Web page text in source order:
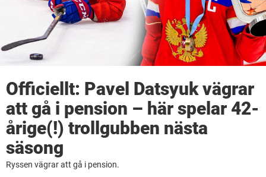
Officiellt: Pavel Datsyuk vägrar
att gå i pension – här spelar 42-
årige(!) trollgubben nästa
säsong
Ryssen vägrar att gå i pension.